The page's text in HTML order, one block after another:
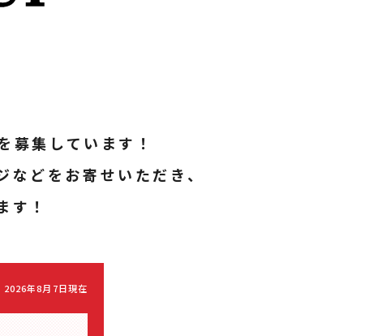
集しています！
どをお寄せいただき、
す！
2026年8月7日現在